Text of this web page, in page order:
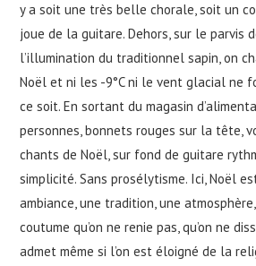
y a soit une très belle chorale, soit un
joue de la guitare. Dehors, sur le parvis
l’illumination du traditionnel sapin, on
Noël et ni les -9°C ni le vent glacial ne
ce soit. En sortant du magasin
personnes, bonnets rouges sur la tête,
chants de Noël, sur fond de guitare
simplicité. Sans prosélytisme. Ici, Noël
ambiance, une tradition, une
coutume qu’on ne renie pas, qu’on ne
admet même si l’on est éloigné de la